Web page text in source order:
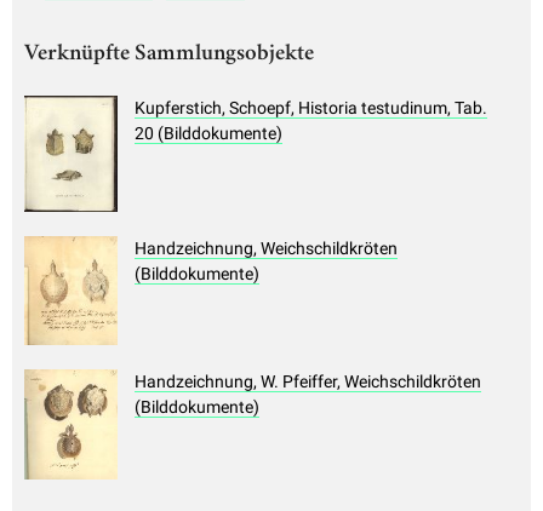
Verknüpfte Sammlungsobjekte
Kupferstich, Schoepf, Historia testudinum, Tab.
20 (Bilddokumente)
Handzeichnung, Weichschildkröten
(Bilddokumente)
Handzeichnung, W. Pfeiffer, Weichschildkröten
(Bilddokumente)